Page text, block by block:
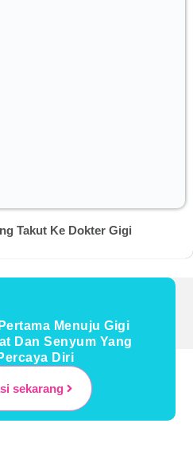
Takut Ke Dokter Gigi
Menuju Gigi
Dan Senyum Yang
Diri
sekarang